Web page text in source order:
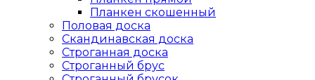
Планкен скошенный
Половая доска
Скандинавская доска
Строганная доска
Строганный брус